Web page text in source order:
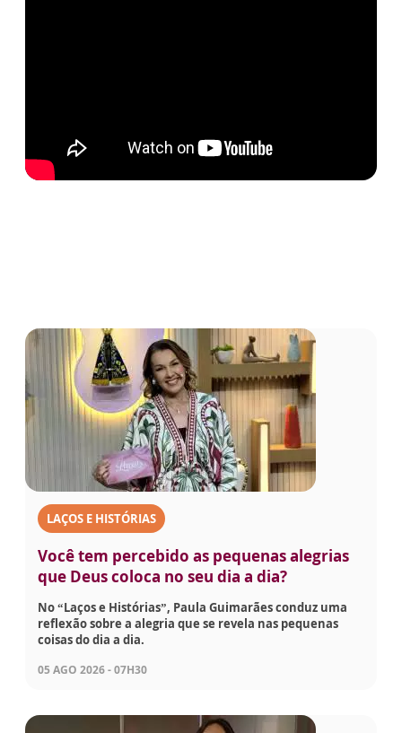
LAÇOS E HISTÓRIAS
Você tem percebido as pequenas alegrias
que Deus coloca no seu dia a dia?
No “Laços e Histórias”, Paula Guimarães conduz uma
reflexão sobre a alegria que se revela nas pequenas
coisas do dia a dia.
05 AGO 2026 - 07H30